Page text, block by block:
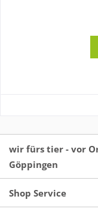
wir fürs tier - vor
Göppingen
Shop Service